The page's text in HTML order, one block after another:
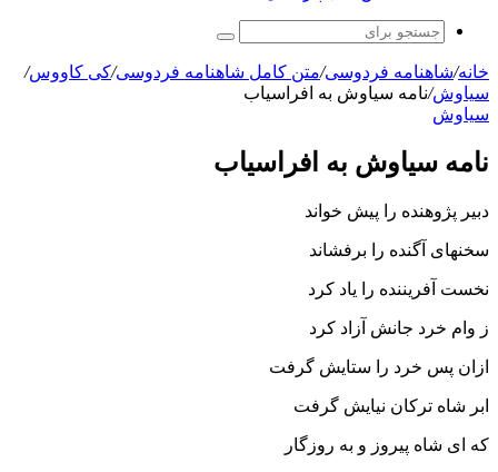
جستجو
برای
خانه/شاهنامه فردوسی/متن کامل شاهنامه فردوسی/کی کاووس/
سیاوش/نامه سیاوش به افراسیاب‏
سیاوش
نامه سیاوش به افراسیاب‏
دبیر پژوهنده را پیش خواند
سخنهاى آگنده را برفشاند
نخست آفریننده را یاد کرد
ز وام خرد جانش آزاد کرد
ازان پس خرد را ستایش گرفت
ابر شاه ترکان نیایش گرفت‏
که اى شاه پیروز و به روزگار